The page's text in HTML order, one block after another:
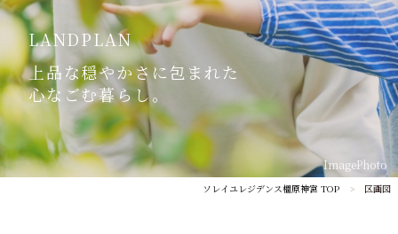
LANDPLAN
上品な穏やかさに包まれた
心なごむ暮らし。
ImagePhoto
ソレイユレジデンス橿原神宮 TOP 区画図